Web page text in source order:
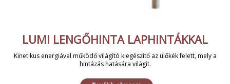
LUMI LENGŐHINTA LAPHINTÁKKAL
Kinetikus energiával működő világító kiegészítő az ülőkék felett, mely a
hintázás hatására világít.